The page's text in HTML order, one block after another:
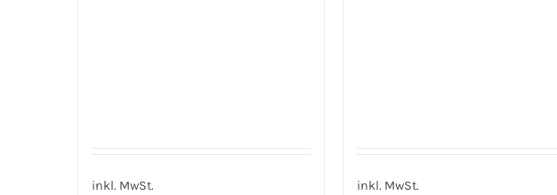
inkl. MwSt.
inkl. MwSt.